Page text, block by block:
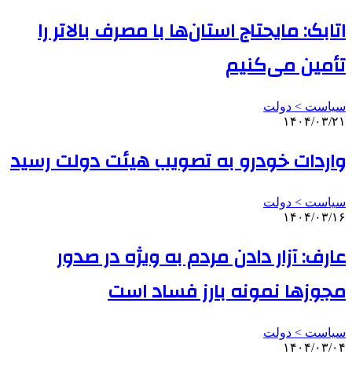
اتابک: مایحتاج استان‌ها با مصرف بالاتر را
تأمین می‌کنیم
سیاست > دولت
۱۴۰۴/۰۳/۲۱
واردات خودرو به تصویب هیئت دولت رسید
سیاست > دولت
۱۴۰۴/۰۳/۱۶
عارف: آزار دادن مردم به ویژه در صدور
مجوزها نمونه بارز فساد است
سیاست > دولت
۱۴۰۴/۰۳/۰۴